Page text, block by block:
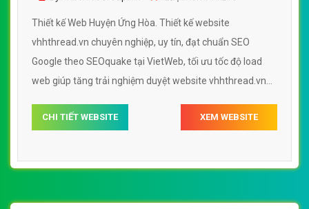
Thiết kế Web Huyện Ứng Hòa. Thiết kế website
vhhthread.vn chuyên nghiệp, uy tín, đạt chuẩn SEO
Google theo SEOquake tại VietWeb, tối ưu tốc độ load
web giúp tăng trải nghiệm duyệt website vhhthread.vn
CHI TIẾT WEBSITE XEM WEBSITE